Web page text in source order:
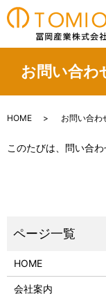
お問い合わ
HOME お問い合わ
このたびは、問い合
HOME
会社案内